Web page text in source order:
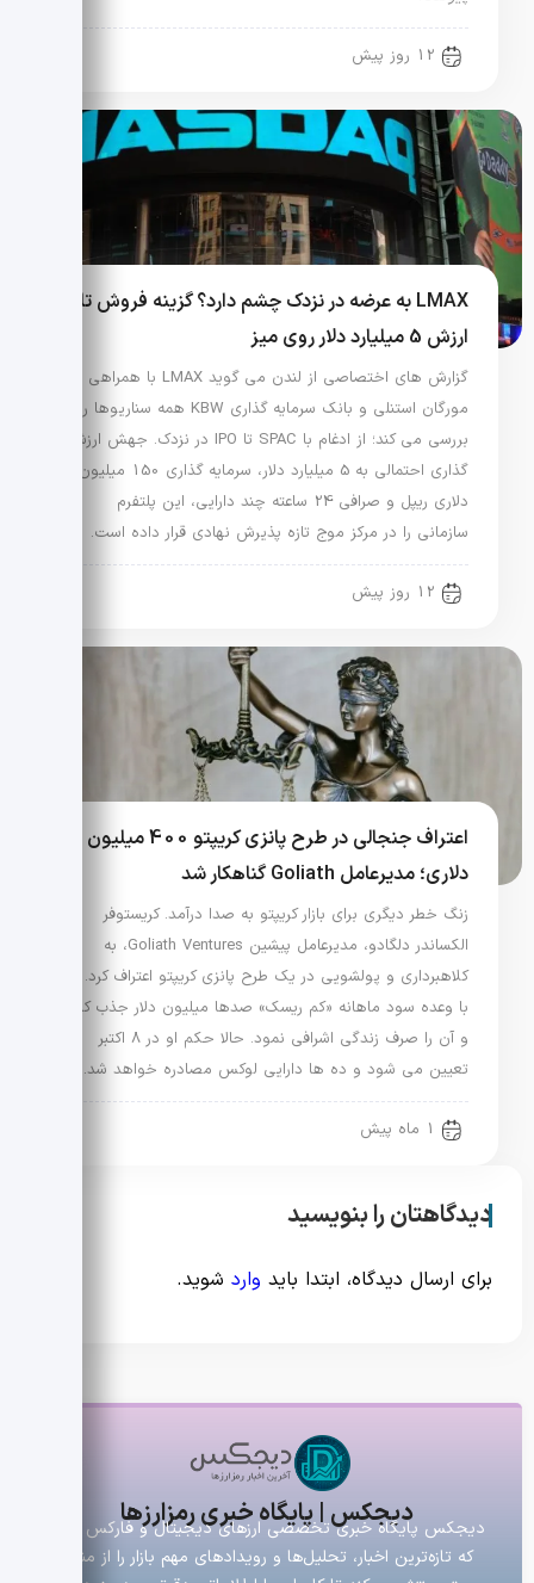
12 روز پیش
LMAX به عرضه در نزدک چشم دارد؟ گزینه فروش تا
ارزش 5 میلیارد دلار روی میز
گزارش های اختصاصی از لندن می گوید LMAX با همراهی
مورگان استنلی و بانک سرمایه گذاری KBW همه سناریوها را
بررسی می کند؛ از ادغام با SPAC تا IPO در نزدک. جهش ارزش
گذاری احتمالی به 5 میلیارد دلار، سرمایه گذاری 150 میلیون
دلاری ریپل و صرافی 24 ساعته چند دارایی، این پلتفرم
سازمانی را در مرکز موج تازه پذیرش نهادی قرار داده است.
12 روز پیش
اعتراف جنجالی در طرح پانزی کریپتو 400 میلیون
دلاری؛ مدیرعامل Goliath گناهکار شد
زنگ خطر دیگری برای بازار کریپتو به صدا درآمد. کریستوفر
الکساندر دلگادو، مدیرعامل پیشین Goliath Ventures، به
کلاهبرداری و پولشویی در یک طرح پانزی کریپتو اعتراف کرد. او
با وعده سود ماهانه «کم ریسک» صدها میلیون دلار جذب کرد
و آن را صرف زندگی اشرافی نمود. حالا حکم او در 8 اکتبر
تعیین می شود و ده ها دارایی لوکس مصادره خواهد شد.
1 ماه پیش
دیدگاهتان را بنویسید
برای ارسال دیدگاه، ابتدا باید وارد شوید.
دیجکس | پایگاه خبری رمزارزها
دیجکس پایگاه خبری تخصصی ارزهای دیجیتال و فارکس است
که تازه‌ترین اخبار، تحلیل‌ها و رویدادهای مهم بازار را از منابع